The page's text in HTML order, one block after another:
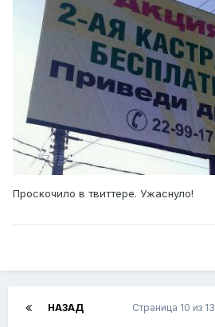
Проскочило в твиттере. Ужаснуло!
НАЗАД Страница 10 из 13